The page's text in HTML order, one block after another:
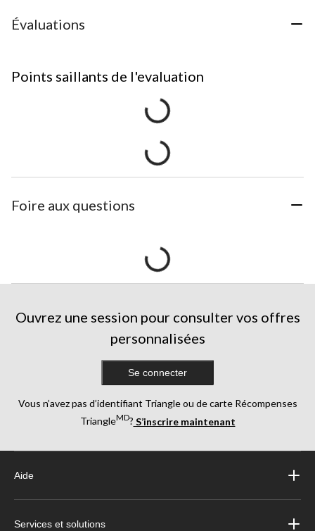
Évaluations
Points saillants de l'evaluation
Foire aux questions
Ouvrez une session pour consulter vos offres
personnalisées
Se connecter
Vous n’avez pas d’identifiant Triangle ou de carte Récompenses
TriangleMD? S’inscrire maintenant
Aide
Services et solutions